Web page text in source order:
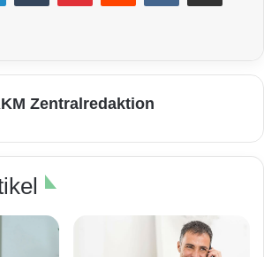
Zentralredaktion